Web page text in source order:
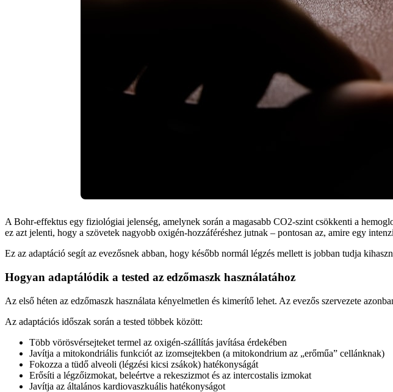
A Bohr-effektus egy fiziológiai jelenség, amelynek során a magasabb CO2-szint csökkenti a
ez azt jelenti, hogy a szövetek nagyobb oxigén-hozzáféréshez jutnak – pontosan az, amire egy
Ez az adaptáció segít az evezősnek abban, hogy később normál légzés mellett is jobban tudja
Hogyan adaptálódik a tested az edzőmaszk használatához
Az első héten az edzőmaszk használata kényelmetlen és kimerítő lehet. Az evezős szervezete
Az adaptációs időszak során a tested többek között:
Több vörösvérsejteket termel az oxigén-szállítás javítása érdekében
Javítja a mitokondriális funkciót az izomsejtekben (a mitokondrium az „erőműa” cellánknak)
Fokozza a tüdő alveoli (légzési kicsi zsákok) hatékonyságát
Erősíti a légzőizmokat, beleértve a rekeszizmot és az intercostalis izmokat
Javítja az általános kardiovaszkuális hatékonyságot